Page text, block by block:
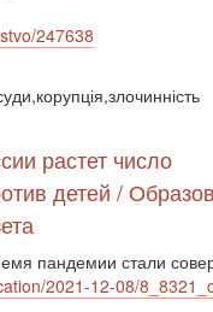
247638
растет число
детей /
пандемии стали
2021-12-08/